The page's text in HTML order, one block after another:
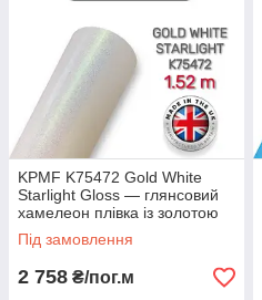
KPMF K75472 Gold White
Starlight Gloss — глянсовий
хамелеон плівка із золотою
крихтою 1.524 м
Під замовлення
2 758 ₴/пог.м